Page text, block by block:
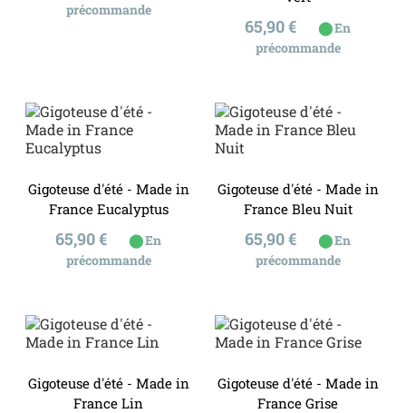
précommande
Prix
65,90 € ⬤En
précommande
Gigoteuse d'été - Made in
France Eucalyptus
Prix
65,90 € ⬤En
précommande
Gigoteuse d'été - Made in
France Bleu Nuit
Prix
65,90 € ⬤En
précommande
Gigoteuse d'été - Made in
France Lin
Gigoteuse d'été - Made in
France Grise